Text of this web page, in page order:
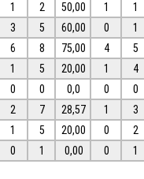
1 2 50,00 1
1
3 5 60,00 0
1
6 8 75,00 4
5
1 5 20,00 1
4
0 0 0,0 0
0
2 7 28,57 1
3
1 5 20,00 0
2
0 1 0,00 0
1